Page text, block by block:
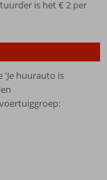
is het € 2 per
'Je huurauto is